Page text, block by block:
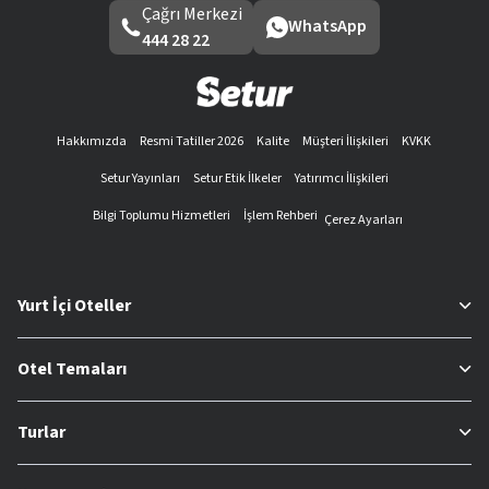
Çağrı Merkezi
444 28 22
WhatsApp
Hakkımızda Resmi Tatiller 2026 Kalite Müşteri İlişkileri
KVKK
Setur Yayınları
Setur Etik İlkeler
Yatırımcı İlişkileri
Bilgi Toplumu Hizmetleri
İşlem Rehberi Çerez Ayarları
Yurt İçi Oteller
Otel Temaları
Turlar